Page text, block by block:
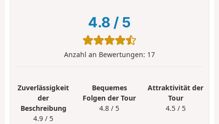
4.8 / 5
Anzahl an Bewertungen: 17
Zuverlässigkeit
der
Beschreibung
4.9 / 5
Bequemes
Folgen der Tour
4.8 / 5
Attraktivität der
Tour
4.5 / 5